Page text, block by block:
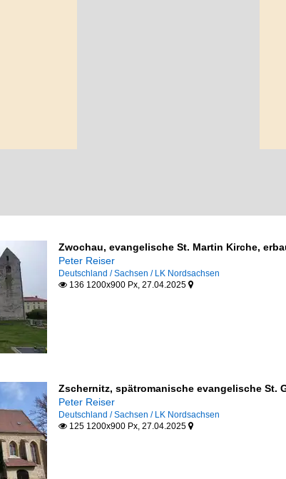
Zwochau, evangelische St. Martin Kirche,
Peter Reiser
Deutschland / Sachsen / LK Nordsachsen
136 1200x900 Px, 27.04.2025 
Zschernitz, spätromanische evangelische St.
Peter Reiser
Deutschland / Sachsen / LK Nordsachsen
125 1200x900 Px, 27.04.2025 